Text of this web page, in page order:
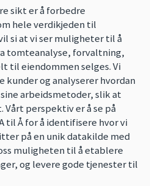
sikt er å forbedre
hele verdikjeden til
si at vi ser muligheter til å
tomteanalyse, forvaltning,
til eiendommen selges. Vi
kunder og analyserer hvordan
arbeidsmetoder, slik at
perspektiv er å se på
til Å for å identifisere hvor vi
på en unik datakilde med
muligheten til å etablere
og levere gode tjenester til